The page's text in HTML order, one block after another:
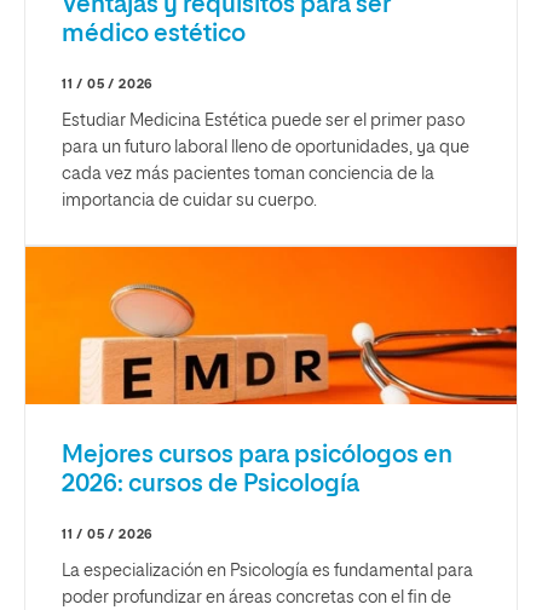
médico estético
11 / 05 / 2026
Estudiar Medicina Estética puede ser el primer paso
para un futuro laboral lleno de oportunidades, ya que
cada vez más pacientes toman conciencia de la
importancia de cuidar su cuerpo.
Mejores cursos para psicólogos en
2026: cursos de Psicología
11 / 05 / 2026
La especialización en Psicología es fundamental para
poder profundizar en áreas concretas con el fin de